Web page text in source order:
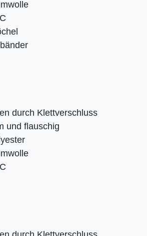
durch Klettverschluss
und flauschig